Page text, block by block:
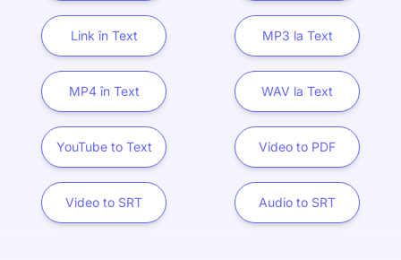
Link în Text MP3 la Text
MP4 în Text WAV la Text
YouTube to Text Video to PDF
Video to SRT Audio to SRT